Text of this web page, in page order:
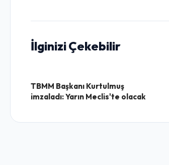
İlginizi Çekebilir
TBMM Başkanı Kurtulmuş
imzaladı: Yarın Meclis'te olacak